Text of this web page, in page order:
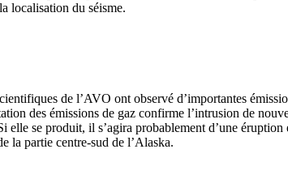
localisation du séisme.
de l’AVO ont observé d’importantes
des émissions de gaz confirme l’intrusion de
se produit, il s’agira probablement d’une
la partie centre-sud de l’Alaska.